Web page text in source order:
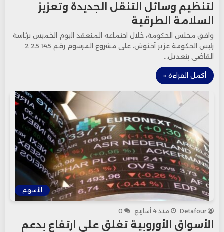
لتنظيم وسائل التنقل الجديدة وتعزيز
السلامة الطرقية
وافق مجلس الحكومة، خلال اجتماعه المنعقد اليوم الخميس برئاسة
رئيس الحكومة عزيز أخنوش، على مشروع المرسوم رقم 2.25.145
القاضي بتعديل…
أكمل القراءة »
الأسهم
Detafour منذ 4 أسابيع 0
الأسواق الأوروبية تغلق على ارتفاع بدعم